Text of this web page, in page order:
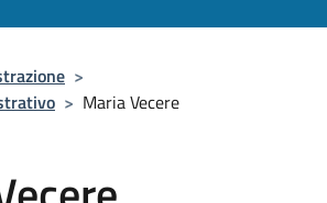
>
> Maria Vecere